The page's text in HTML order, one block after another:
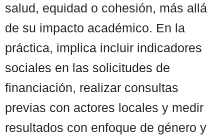
salud, equidad o cohesión, más allá
de su impacto académico. En la
práctica, implica incluir indicadores
sociales en las solicitudes de
financiación, realizar consultas
previas con actores locales y medir
resultados con enfoque de género y